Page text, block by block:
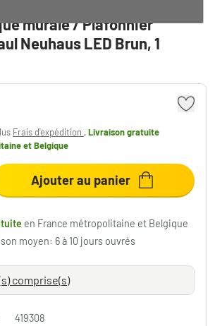
murale / Plafonnier
Neuhaus LED Brun, 1
Frais d'expédition ,Livraison gratuite
et Belgique
Ajouter au panier
en France métropolitaine et Belgique
moyen: 6 à 10 jours ouvrés
comprise(s)
419308